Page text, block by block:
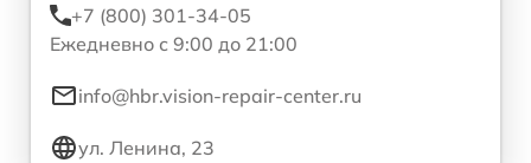
+7 (800) 301-34-05
Ежедневно с 9:00 до 21:00
info@hbr.vision-repair-center.ru
ул. Ленина, 23